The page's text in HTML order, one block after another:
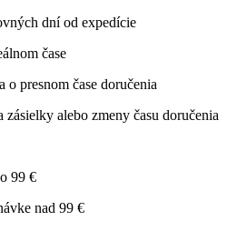
dní od expedície
čase
presnom čase doručenia
alebo zmeny času doručenia
99 €
nad 99 €